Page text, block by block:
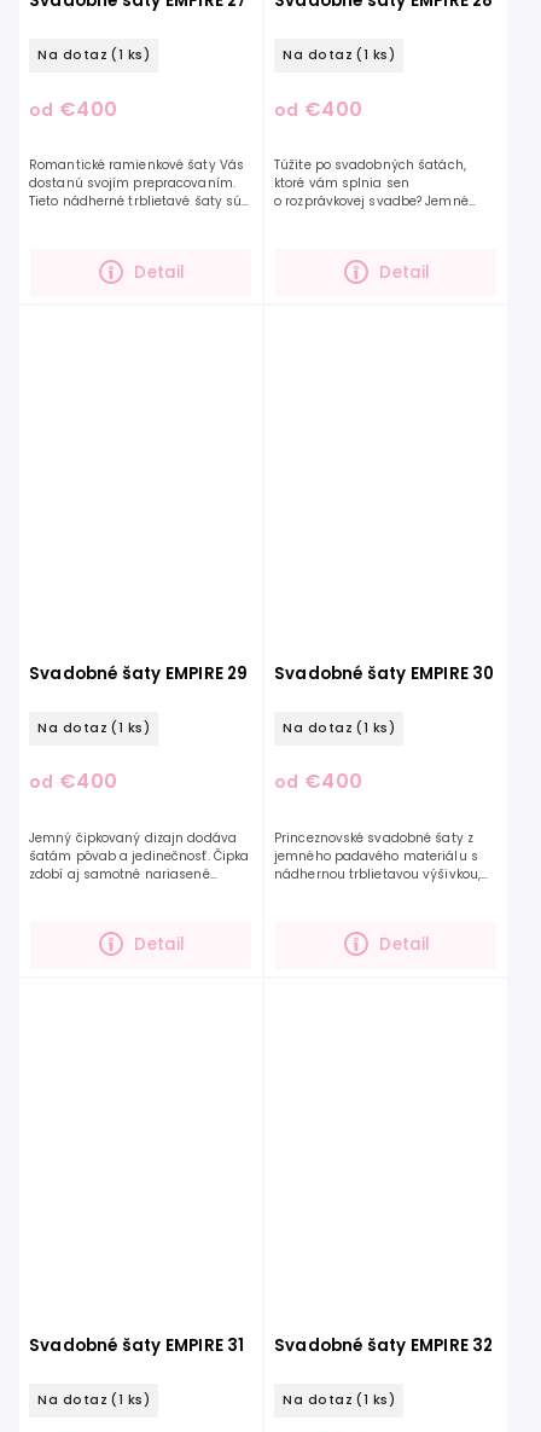
Na dotaz (1 ks)
od €400
Detail
Romantické ramienkové šaty Vás
dostanú svojím prepracovaním.
Tieto nádherné trblietavé šaty sú
siahajú od ramienok a...
Na dotaz (1 ks)
od €400
Detail
Túžite po svadobných šatách,
ktoré vám splnia sen
o rozprávkovej svadbe? Jemné
zdobeným korzetom...
Svadobné šaty EMPIRE 29
Na dotaz (1 ks)
od €400
Detail
Jemný čipkovaný dizajn dodáva
šatám pôvab a jedinečnosť. Čipka
zdobí aj samotné nariasené
opaskom v podobe...
Svadobné šaty EMPIRE 30
Na dotaz (1 ks)
od €400
Detail
Princeznovské svadobné šaty z
jemného padavého materiálu s
nádhernou trblietavou výšivkou,
viete prizdobiť...
Svadobné šaty EMPIRE 31
Na dotaz (1 ks)
Svadobné šaty EMPIRE 32
Na dotaz (1 ks)